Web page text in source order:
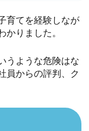
育てを経験しなが
かりました。
うような危険はな
員からの評判、ク